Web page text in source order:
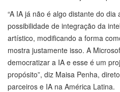
“A IA já não é algo distante do dia
possibilidade de integração da
artístico, modificando a forma
mostra justamente isso. A
democratizar a IA e esse é um
propósito”, diz Maisa Penha,
parceiros e IA na América Latina.